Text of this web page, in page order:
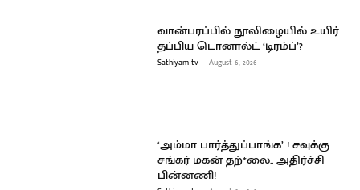
வான்பரப்பில் நூலிழையில் உயிர்
தப்பிய டொனால்ட் ‘டிரம்ப்’?
Sathiyam tv - August 6, 2026
‘அம்மா பார்த்துப்பாங்க’ ! சவுக்கு
சங்கர் மகன் தற்*லை.. அதிர்ச்சி
பின்னணி!